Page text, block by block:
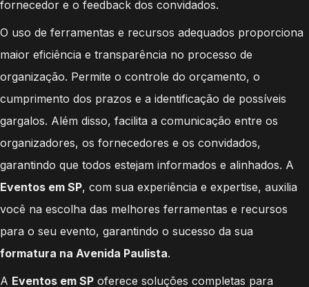
fornecedor e o feedback dos convidados.
O uso de ferramentas e recursos adequados proporciona
maior eficiência e transparência no processo de
organização. Permite o controle do orçamento, o
cumprimento dos prazos e a identificação de possíveis
gargalos. Além disso, facilita a comunicação entre os
organizadores, os fornecedores e os convidados,
garantindo que todos estejam informados e alinhados. A
Eventos em SP, com sua experiência e expertise, auxilia
você na escolha das melhores ferramentas e recursos
para o seu evento, garantindo o sucesso da sua
formatura na Avenida Paulista.
A Eventos em SP oferece soluções completas para